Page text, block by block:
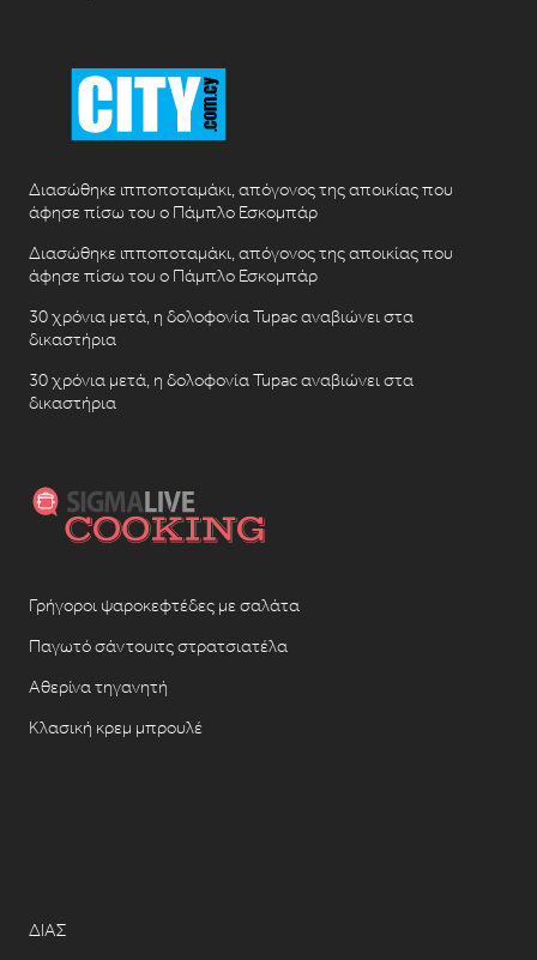
Διασώθηκε ιπποποταμάκι, απόγονος της αποικίας που
άφησε πίσω του ο Πάμπλο Εσκομπάρ
Διασώθηκε ιπποποταμάκι, απόγονος της αποικίας που
άφησε πίσω του ο Πάμπλο Εσκομπάρ
30 χρόνια μετά, η δολοφονία Tupac αναβιώνει στα
δικαστήρια
30 χρόνια μετά, η δολοφονία Tupac αναβιώνει στα
δικαστήρια
Γρήγοροι ψαροκεφτέδες με σαλάτα
Παγωτό σάντουιτς στρατσιατέλα
Αθερίνα τηγανητή
Κλασική κρεμ μπρουλέ
ΔΙΑΣ